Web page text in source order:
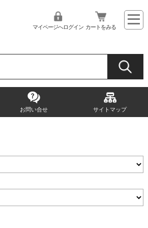
マイページへログイン カートをみる
お問い合せ サイトマップ